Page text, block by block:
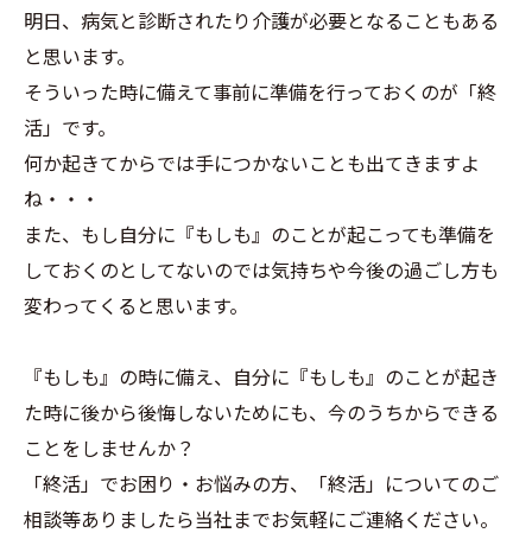
明日、病気と診断されたり介護が必要となることもある
と思います。
そういった時に備えて事前に準備を行っておくのが「終
活」です。
何か起きてからでは手につかないことも出てきますよ
ね・・・
また、もし自分に『もしも』のことが起こっても準備を
しておくのとしてないのでは気持ちや今後の過ごし方も
変わってくると思います。
『もしも』の時に備え、自分に『もしも』のことが起き
た時に後から後悔しないためにも、今のうちからできる
ことをしませんか？
「終活」でお困り・お悩みの方、「終活」についてのご
相談等ありましたら当社までお気軽にご連絡ください。